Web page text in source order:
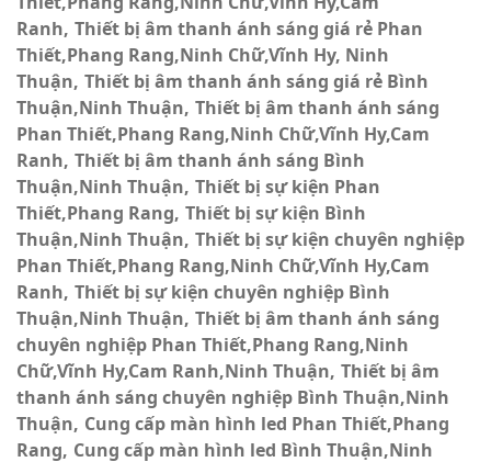
Ranh Thiết bị âm thanh ánh sáng giá rẻ Phan
Thiết,Phang Rang,Ninh Chữ,Vĩnh Hy, Ninh
Thuận Thiết bị âm thanh ánh sáng giá rẻ Bình
Thuận,Ninh Thuận Thiết bị âm thanh ánh sáng
Phan Thiết,Phang Rang,Ninh Chữ,Vĩnh Hy,Cam
Ranh Thiết bị âm thanh ánh sáng Bình
Thuận,Ninh Thuận Thiết bị sự kiện Phan
Thiết,Phang Rang Thiết bị sự kiện Bình
Thuận,Ninh Thuận Thiết bị sự kiện chuyên nghiệp
Phan Thiết,Phang Rang,Ninh Chữ,Vĩnh Hy,Cam
Ranh Thiết bị sự kiện chuyên nghiệp Bình
Thuận,Ninh Thuận Thiết bị âm thanh ánh sáng
chuyên nghiệp Phan Thiết,Phang Rang,Ninh
Chữ,Vĩnh Hy,Cam Ranh,Ninh Thuận Thiết bị âm
thanh ánh sáng chuyên nghiệp Bình Thuận,Ninh
Thuận Cung cấp màn hình led Phan Thiết,Phang
Rang Cung cấp màn hình led Bình Thuận,Ninh